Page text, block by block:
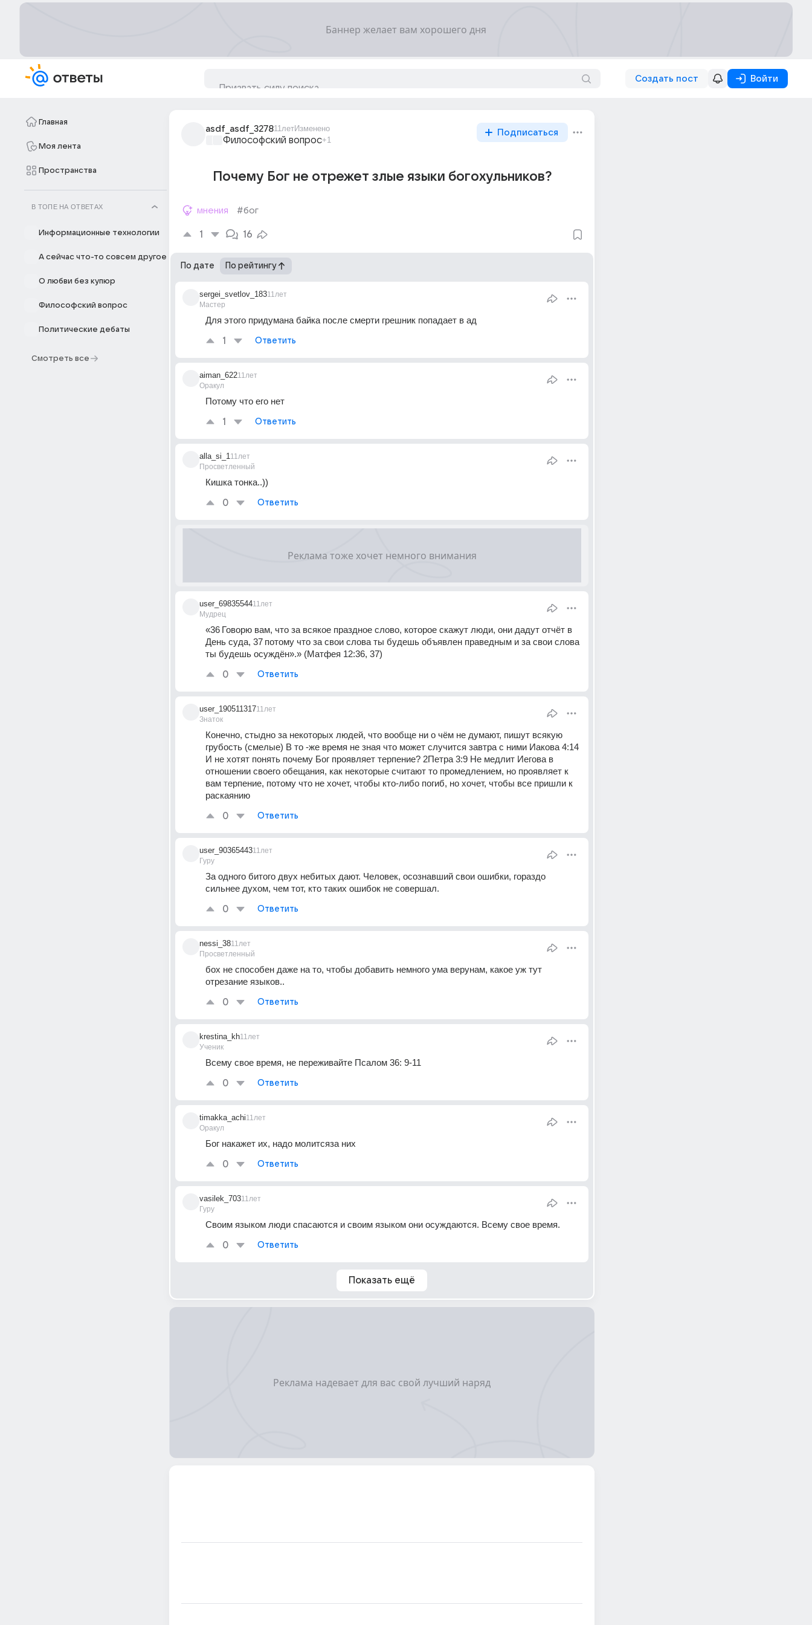
Создать пост Войти
Главная
Моя лента
Пространства
В ТОПЕ НА ОТВЕТАХ
Информационные технологии
А сейчас что-то совсем другое
О любви без купюр
Философский вопрос
Политические дебаты
Смотреть все
asdf_asdf_327811летИзменено
Философский вопрос+1
Подписаться
Почему Бог не отрежет злые языки богохульников?
мнения #бог
1 16
По дате По рейтингу
sergei_svetlov_183
Мастер
11лет
Для этого придумана байка после смерти грешник попадает в ад
1 Ответить
aiman_622
Оракул
11лет
Потому что его нет
1 Ответить
alla_si_1
Просветленный
11лет
Кишка тонка..))
0 Ответить
user_69835544
Мудрец
11лет
«36 Говорю вам, что за всякое праздное слово, которое скажут люди, они дадут отчёт в
День суда, 37 потому что за свои слова ты будешь объявлен праведным и за свои слова
ты будешь осуждён».» (Матфея 12:36, 37)
0 Ответить
user_190511317
Знаток
11лет
Конечно, стыдно за некоторых людей, что вообще ни о чём не думают, пишут всякую
грубость (смелые) В то -же время не зная что может случится завтра с ними Иакова 4:14
И не хотят понять почему Бог проявляет терпение? 2Петра 3:9 Не медлит Иегова в
отношении своего обещания, как некоторые считают то промедлением, но проявляет к
вам терпение, потому что не хочет, чтобы кто-либо погиб, но хочет, чтобы все пришли к
раскаянию
0 Ответить
user_90365443
Гуру
11лет
За одного битого двух небитых дают. Человек, осознавший свои ошибки, гораздо
сильнее духом, чем тот, кто таких ошибок не совершал.
0 Ответить
nessi_38
Просветленный
11лет
бох не способен даже на то, чтобы добавить немного ума верунам, какое уж тут
отрезание языков..
0 Ответить
krestina_kh
Ученик
11лет
Всему свое время, не переживайте Псалом 36: 9-11
0 Ответить
timakka_achi
Оракул
11лет
Бог накажет их, надо молитсяза них
0 Ответить
vasilek_703
Гуру
11лет
Своим языком люди спасаются и своим языком они осуждаются. Всему свое время.
0 Ответить
Показать ещё